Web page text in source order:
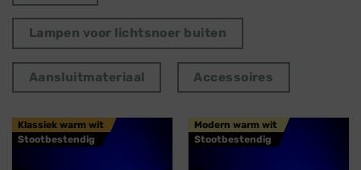
Lampen voor lichtsnoer buiten
Aansluitmateriaal Accessoires
Klassiek warm wit
Stootbestendig
Modern warm wit
Stootbestendig